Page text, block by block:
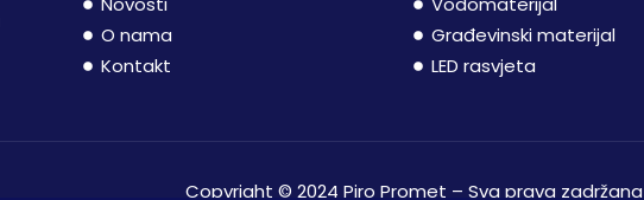
O nama
Kontakt
Građevinski materijal
LED rasvjeta
Copyright © 2024 Piro Promet – Sva prava zadržana